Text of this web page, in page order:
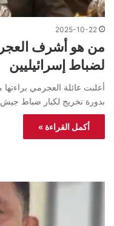
2025-10-22
من هو أشرف
لضباط إسرائيليين
أعلنت عائلة العجرمي
بدورة تخريج لكبار ضباط
أكمل القراءة »